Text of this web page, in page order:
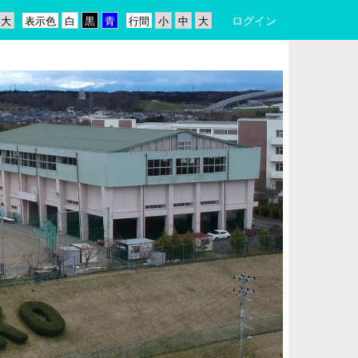
行間
表示色 ログイン